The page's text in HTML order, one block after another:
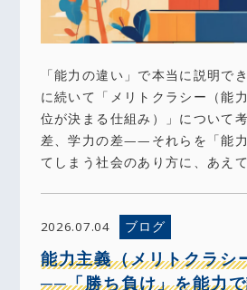
「能力の違い」で本当に説明で
に続いて「メリトクラシー（能
位が決まる仕組み）」について
差、学力の差——それらを「能
てしまう社会のあり方に、あえ
2026.07.04 ブログ
能力主義（メリトクラシ
──「勝ち負け」を能力